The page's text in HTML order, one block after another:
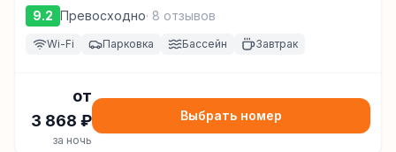
9.2 Превосходно· 8 отзывов
Wi-Fi Парковка Бассейн Завтрак
от
3 868 ₽
за ночь
Выбрать номер